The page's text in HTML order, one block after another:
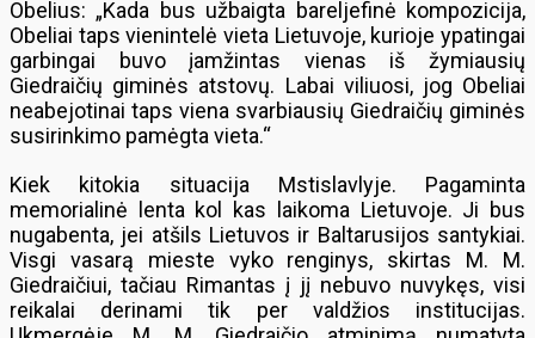
Obelius: „Kada bus užbaigta bareljefinė kompozicija,
Obeliai taps vienintelė vieta Lietuvoje, kurioje ypatingai
garbingai buvo įamžintas vienas iš žymiausių
Giedraičių giminės atstovų. Labai viliuosi, jog Obeliai
neabejotinai taps viena svarbiausių Giedraičių giminės
susirinkimo pamėgta vieta.“
Kiek kitokia situacija Mstislavlyje. Pagaminta
memorialinė lenta kol kas laikoma Lietuvoje. Ji bus
nugabenta, jei atšils Lietuvos ir Baltarusijos santykiai.
Visgi vasarą mieste vyko renginys, skirtas M. M.
Giedraičiui, tačiau Rimantas į jį nebuvo nuvykęs, visi
reikalai derinami tik per valdžios institucijas.